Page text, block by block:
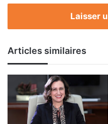
Laisser
Articles similaires